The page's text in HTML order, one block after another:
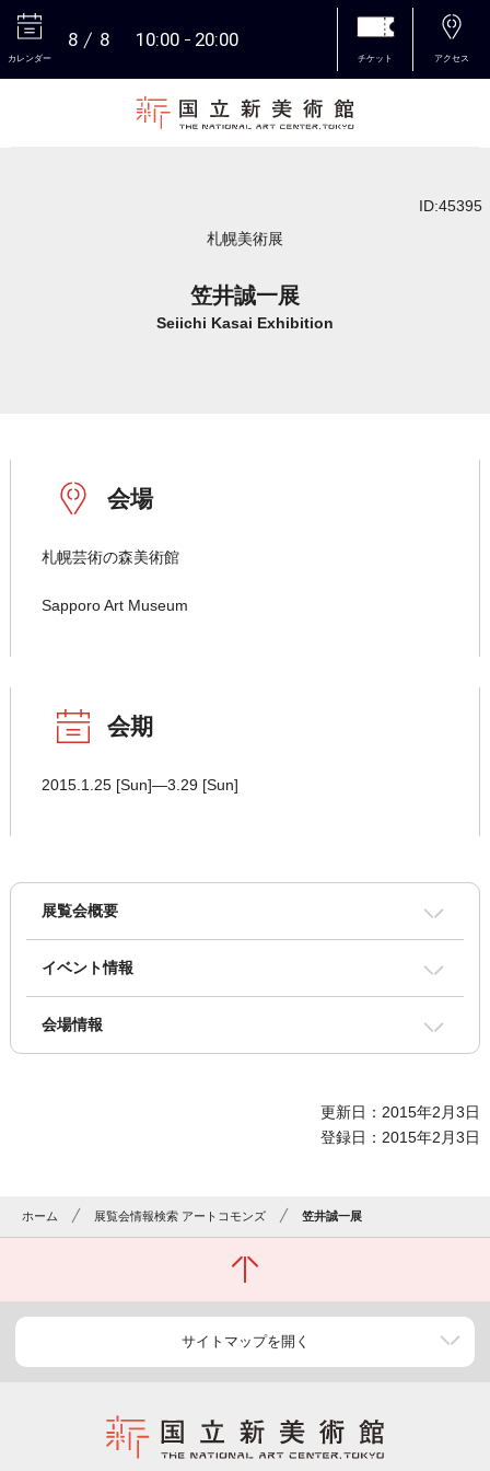
カレンダー
8 8 10:00 20:00
チケット アクセス
ID:45395
札幌美術展
笠井誠一展
Seiichi Kasai Exhibition
会場
札幌芸術の森美術館
Sapporo Art Museum
会期
2015.1.25 [Sun]―3.29 [Sun]
展覧会概要
イベント情報
会場情報
更新日：2015年2月3日
登録日：2015年2月3日
ホーム 展覧会情報検索 アートコモンズ 笠井誠一展
サイトマップを開く